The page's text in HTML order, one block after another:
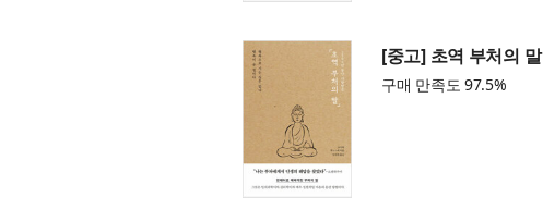
[중고] 초역 부처의 말
구매 만족도 97.5%